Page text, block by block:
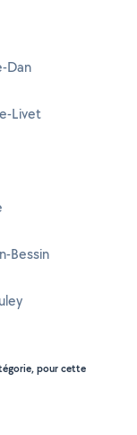
Dan
Livet
Bessin
pour cette